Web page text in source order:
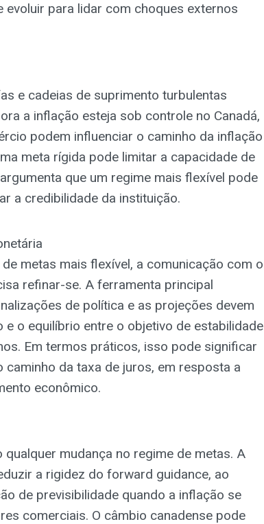
para lidar com choques externos
e cadeias de suprimento turbulentas
a inflação esteja sob controle no Canadá,
podem influenciar o caminho da inflação
meta rígida pode limitar a capacidade de
que um regime mais flexível pode
a credibilidade da instituição.
metas mais flexível, a comunicação com o
refinar-se. A ferramenta principal
de política e as projeções devem
o equilíbrio entre o objetivo de estabilidade
Em termos práticos, isso pode significar
da taxa de juros, em resposta a
econômico.
mudança no regime de metas. A
a rigidez do forward guidance, ao
de previsibilidade quando a inflação se
comerciais. O câmbio canadense pode